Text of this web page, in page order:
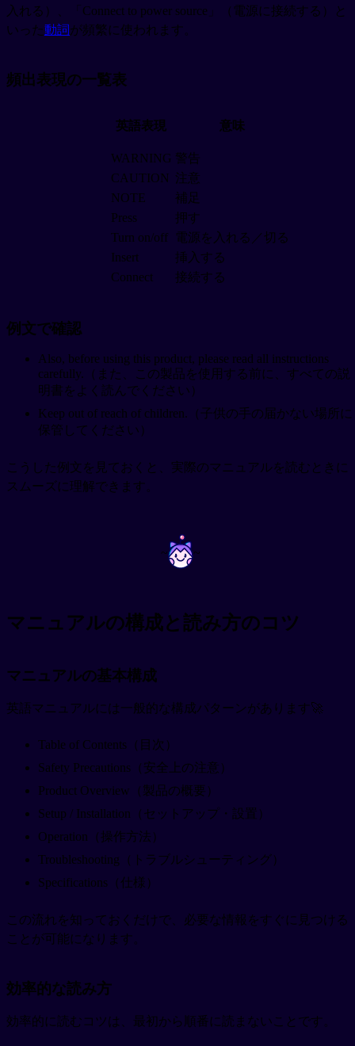
入れる）、「Connect to power source」（電源に接続する）と
いった動詞が頻繁に使われます。
頻出表現の一覧表
英語表現 意味
WARNING 警告
CAUTION 注意
NOTE
補足
Press
押す
Turn on/off
電源を入れる／切る
Insert
挿入する
Connect
接続する
例文で確認
Also, before using this product, please read all instructions
carefully.（また、この製品を使用する前に、すべての説
明書をよく読んでください）
Keep out of reach of children.（子供の手の届かない場所に
保管してください）
こうした例文を見ておくと、実際のマニュアルを読むときに
スムーズに理解できます。
~ ~
マニュアルの構成と読み方のコツ
マニュアルの基本構成
英語マニュアルには一般的な構成パターンがあります🚀
Table of Contents（目次）
Safety Precautions（安全上の注意）
Product Overview（製品の概要）
Setup / Installation（セットアップ・設置）
Operation（操作方法）
Troubleshooting（トラブルシューティング）
Specifications（仕様）
この流れを知っておくだけで、必要な情報をすぐに見つける
ことが可能になります。
効率的な読み方
効率的に読むコツは、最初から順番に読まないことです。